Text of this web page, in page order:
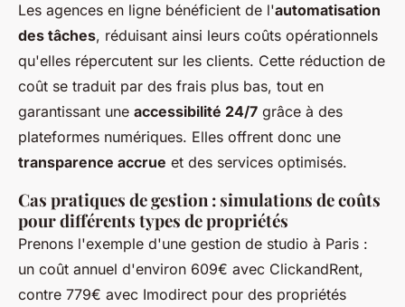
Les agences en ligne bénéficient de l'automatisation
des tâches, réduisant ainsi leurs coûts opérationnels
qu'elles répercutent sur les clients. Cette réduction de
coût se traduit par des frais plus bas, tout en
garantissant une accessibilité 24/7 grâce à des
plateformes numériques. Elles offrent donc une
transparence accrue et des services optimisés.
Cas pratiques de gestion : simulations de coûts
pour différents types de propriétés
Prenons l'exemple d'une gestion de studio à Paris :
un coût annuel d'environ 609€ avec ClickandRent,
contre 779€ avec Imodirect pour des propriétés